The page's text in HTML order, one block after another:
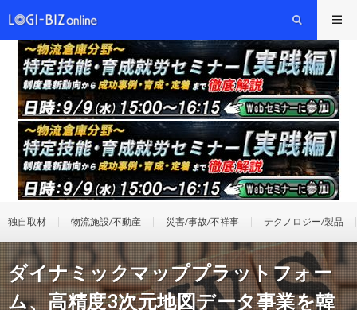
独自取材 物流施設/不動産 災害/事故/不祥事 テクノロジー/製品
ダイナミックマッププラットフォー
ム、高精度3次元地図データ事業を韓